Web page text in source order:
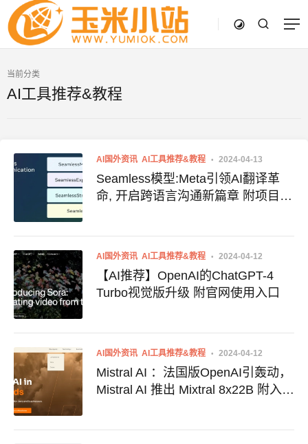
当前分类
AI工具推荐&教程
AI国外资讯 AI工具推荐&教程 2024-04-13
Seamless模型:Meta引领AI翻译革
命, 开启跨语言沟通新篇章 附项目地
AI国外资讯 AI工具推荐&教程 2024-04-12
【AI推荐】OpenAI的ChatGPT-4
Turbo视觉版升级 附官网使用入口
AI国外资讯 AI工具推荐&教程 2024-04-12
Mistral AI ：法国版OpenAI引轰动，
Mistral AI 推出 Mixtral 8x22B 附入口